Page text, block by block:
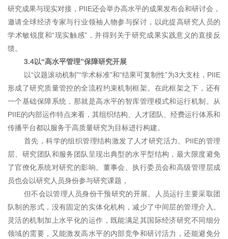
研究成果与现实对接，PIIE还会举办高水平的成果发布会和研讨会，
邀请全球经济专家与行业领袖人物参与探讨，以此提高研究人员的
学术敏锐度和“现实触感”，并得到关于研究成果实践意义的直接反
馈。
3.4以“高水平管理”保障研究开展
以“议题滚动机制”“学术标准”和“结果可复制性”为3大支柱，PIIE
形成了研究质量管控的全流程约束机制框架。在此框架之下，还有
一个基础保障系统，那就是高水平的智库管理模式和运行机制。从
PIIE的内部运作特点来看，其组织结构、人才团队、经费运行体系和
传播平台都以服务于高质量研究为目标进行构建。
首先，科学的组织管理结构激发了人才研究活力。PIIE的管理
层、研究团队和服务团队呈现出典型的水平型结构，最大限度避免
了官僚化系统对研究的影响。董事会、执行委员会和高级管理层成
员也会以研究人员身份参与研究课题，
但不会以管理人员身份干预研究的开展。人员运行主要采取团
队制的形式，没有固定的实体化机构，减少了中间层的管理介入。
灵活的机制加上水平化的运作，既能满足其国际经济研究不同细分
领域的需要，又能激发高水平的内部竞争和研讨活力，还能避免分